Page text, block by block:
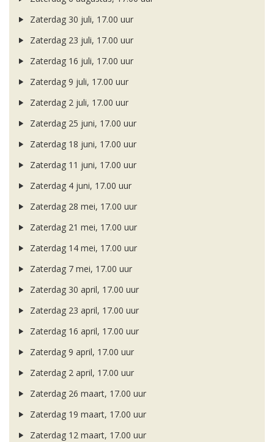
Zaterdag 30 juli, 17.00 uur
Zaterdag 23 juli, 17.00 uur
Zaterdag 16 juli, 17.00 uur
Zaterdag 9 juli, 17.00 uur
Zaterdag 2 juli, 17.00 uur
Zaterdag 25 juni, 17.00 uur
Zaterdag 18 juni, 17.00 uur
Zaterdag 11 juni, 17.00 uur
Zaterdag 4 juni, 17.00 uur
Zaterdag 28 mei, 17.00 uur
Zaterdag 21 mei, 17.00 uur
Zaterdag 14 mei, 17.00 uur
Zaterdag 7 mei, 17.00 uur
Zaterdag 30 april, 17.00 uur
Zaterdag 23 april, 17.00 uur
Zaterdag 16 april, 17.00 uur
Zaterdag 9 april, 17.00 uur
Zaterdag 2 april, 17.00 uur
Zaterdag 26 maart, 17.00 uur
Zaterdag 19 maart, 17.00 uur
Zaterdag 12 maart, 17.00 uur